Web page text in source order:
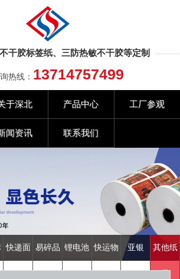
干胶标签纸、三防热敏不干胶等定制
热线： 13714757499
于深北 产品中心 工厂参观
闻资讯 联系我们
快递面
单
易碎品
箱贴
锂电池
标签
快运物
流标签
亚银
PET
其他纸
类